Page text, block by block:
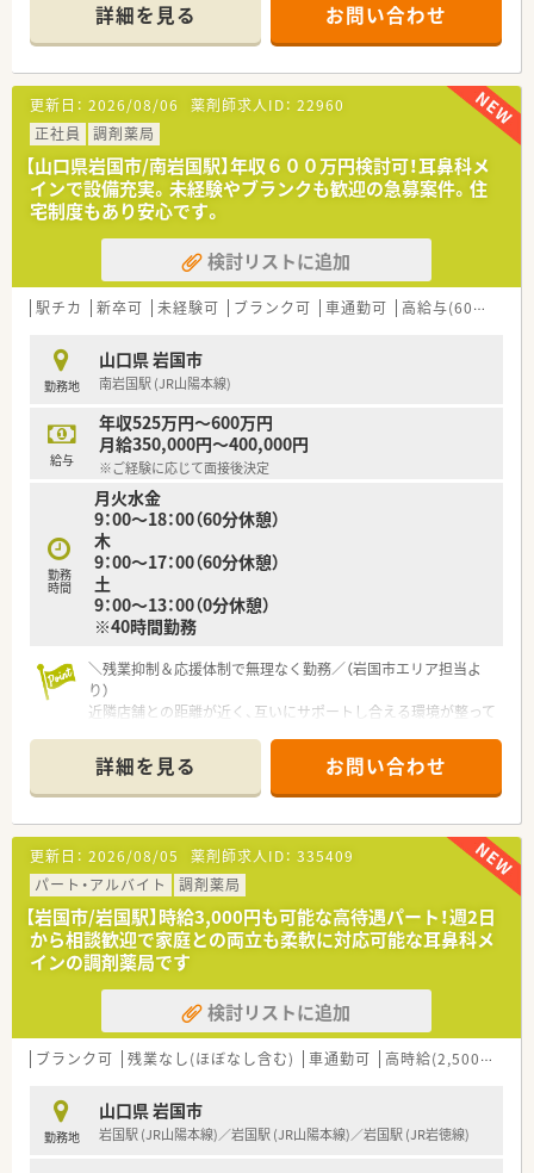
【店舗情報と応需状況について】
■南岩国駅から徒歩4分とアクセスが非常に良く、毎日の通勤に
よるストレスを最小限に抑えられる立地です。
■近隣にある整形外科のクリニックから、1日あたり平均で70枚
ほどの処方箋を安定的に応需しています。
■薬剤師は正社員3名とパート1名の体制で、お互いに協力しな
がら円滑に業務を進められる環境です。
【募集背景と求める人物像について】
■さらなる地域医療への貢献と体制強化を目的として、新しくチ
ームに加わってくださる方を募集します。
■患者様一人ひとりの生活に寄り添い、周囲のスタッフと協調性
を持って働ける方を心より求めています。
■新卒の方やブランクがある方も歓迎しており、地域のために働
【法人特徴について】
■山口県と広島県に店舗を展開しており、地域に根差した安心の
医療提供をモットーとしている法人です。
■在宅医療に非常に強く、24時間対応の体制や最新の設備を整
えることで地域の健康を支え続けています。
■災害時支援活動やセルフメディケーション教室の開催など、薬
局の枠を超えた社会貢献に積極的です。
【職場環境と雰囲気】
■正社員と事務スタッフがバランス良く配置されており、チーム
ワークを重視した明るい雰囲気の職場です。
■設備投資に積極的で、クリーンベンチや輸液ポンプなど業務の
質を高めるための備品が充実しています。
アを問わず安心して馴染める温かさです。
詳細を見る お問い合わせ
更新日： 2026/08/06 薬剤師求人ID： 22960
正社員
調剤薬局
【山口県岩国市/南岩国駅】年収６００万円検討可！耳鼻科メ
インで設備充実。未経験やブランクも歓迎の急募案件。住
宅制度もあり安心です。
検討リストに追加
駅チカ 新卒可 未経験可 ブランク可 車通勤可 高給与(600万円以上)
勤務地
山口県 岩国市
南岩国駅 (JR山陽本線)
給与
年収525万円～600万円
月給350,000円～400,000円
※ご経験に応じて面接後決定
勤務
時間
月火水金
9：00～18：00（60分休憩）
木
9：00～17：00（60分休憩）
土
9：00～13：00（0分休憩）
※40時間勤務
＼残業抑制＆応援体制で無理なく勤務／（岩国市エリア担当よ
り）
近隣店舗との距離が近く、互いにサポートし合える環境が整って
ワークライフバランスを大切にしたい方に最適です。
【店舗情報と応需状況について】
■南岩国駅から徒歩圏内の好立地にあり、毎日の通勤が非常にス
ムーズで負担が少ない環境です。
■近隣の耳鼻咽喉科から1日平均60枚を応需しており、特定の科
目の専門性を高められます。
■現在は正社員1名と複数のパート薬剤師が在籍し、調剤機器を
活用して効率的に働けます。
【募集背景と求める人物像について】
■現在は欠員補充のための急募案件となっており、即戦力として
活躍できる方を求めています。
■未経験やブランクがある方も相談可能で、意欲的に新しい業務
へ挑戦できる方を歓迎します。
に貢献したい方に最適です。
【法人特徴について】
詳細を見る お問い合わせ
更新日： 2026/08/05 薬剤師求人ID： 335409
パート・アルバイト
調剤薬局
【岩国市/岩国駅】時給3,000円も可能な高待遇パート！週2日
から相談歓迎で家庭との両立も柔軟に対応可能な耳鼻科メ
インの調剤薬局です
検討リストに追加
ブランク可 残業なし(ほぼなし含む) 車通勤可 高時給(2,500円以上)
勤務地
山口県 岩国市
岩国駅 (JR山陽本線)／岩国駅 (JR山陽本線)／岩国駅 (JR岩徳線)